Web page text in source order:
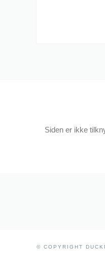
Siden er ikke
© COPYRIGHT